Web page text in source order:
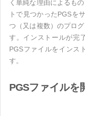
く単純な理由によるも
トで見つかったPGSを
つ（又は複数）のプロ
す。インストールが完
PGSファイルをインス
す。
PGSファイルを